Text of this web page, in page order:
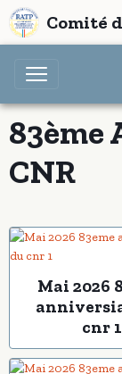
Comité
83ème
CNR
Mai 2026
cnr 1